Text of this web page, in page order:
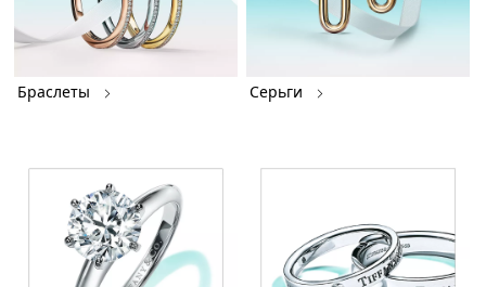
Браслеты Серьги